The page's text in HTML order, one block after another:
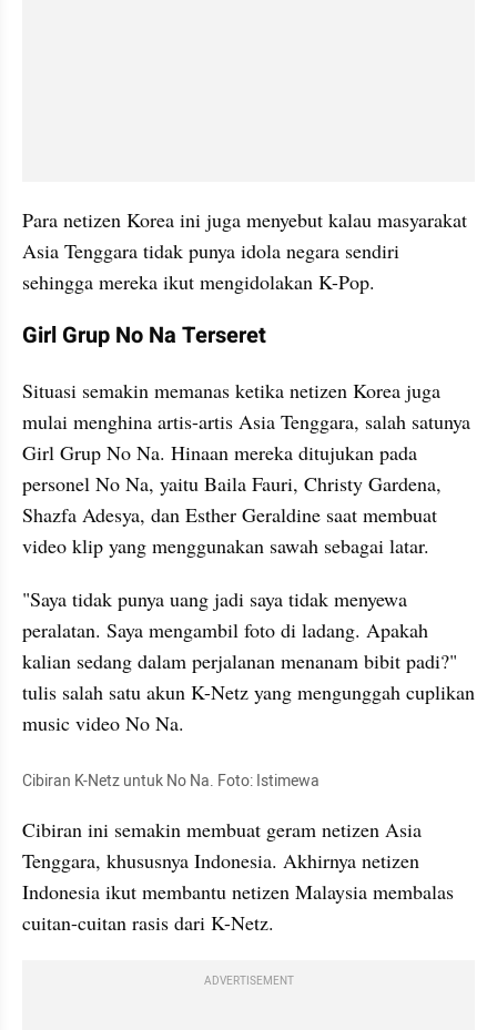
Para netizen Korea ini juga menyebut kalau masyarakat
Asia Tenggara tidak punya idola negara sendiri
sehingga mereka ikut mengidolakan K-Pop.
Girl Grup No Na Terseret
Situasi semakin memanas ketika netizen Korea juga
mulai menghina artis-artis Asia Tenggara, salah satunya
Girl Grup No Na. Hinaan mereka ditujukan pada
personel No Na, yaitu Baila Fauri, Christy Gardena,
Shazfa Adesya, dan Esther Geraldine saat membuat
video klip yang menggunakan sawah sebagai latar.
"Saya tidak punya uang jadi saya tidak menyewa
peralatan. Saya mengambil foto di ladang. Apakah
kalian sedang dalam perjalanan menanam bibit padi?"
tulis salah satu akun K-Netz yang mengunggah cuplikan
music video No Na.
Cibiran K-Netz untuk No Na. Foto: Istimewa
Cibiran ini semakin membuat geram netizen Asia
Tenggara, khususnya Indonesia. Akhirnya netizen
Indonesia ikut membantu netizen Malaysia membalas
cuitan-cuitan rasis dari K-Netz.
ADVERTISEMENT